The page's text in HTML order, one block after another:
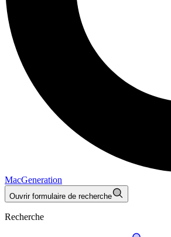
MacGeneration
Ouvrir formulaire de recherche
Recherche